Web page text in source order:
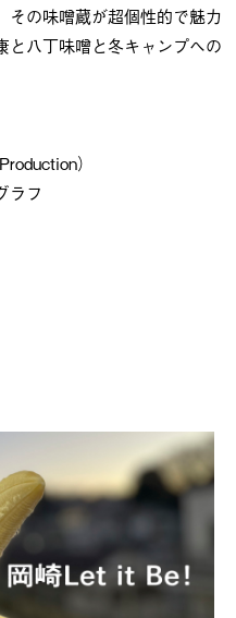
その味噌蔵が超個性的で魅力
と八丁味噌と冬キャンプへの
）
ラフ